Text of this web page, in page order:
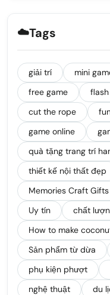
☁️Tags
giải trí mini
free game
cut the rope
game online
quà tặng trang trí
thiết kế nội thất đẹp
Memories Craft Gifts
Uy tín
chất
How to make
Sản phẩm từ dừa
phụ kiện phượt
nghệ thuật
du